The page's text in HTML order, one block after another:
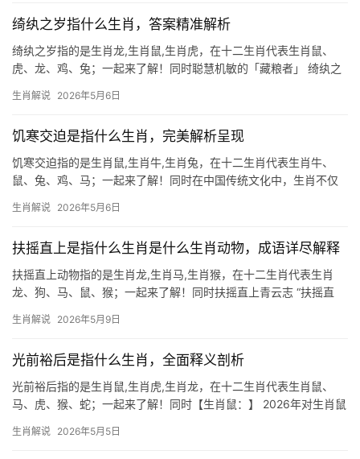
绮纨之岁指什么生肖，答案精准解析
绮纨之岁指的是生肖龙,生肖鼠,生肖虎，在十二生肖代表生肖鼠、
虎、龙、鸡、兔；一起来了解！同时聪慧机敏的「藏粮者」 绮纨之
意——它们天生擅长未雨绸缪，如同旧时贵族子弟，早早备足粮仓
生肖解说 2026年5月6日
饥寒交迫是指什么生肖，完美解析呈现
饥寒交迫指的是生肖鼠,生肖牛,生肖兔，在十二生肖代表生肖牛、
鼠、兔、鸡、马；一起来了解！同时在中国传统文化中，生肖不仅
容生活困顿，但在生肖文化中，它却与特定属相产生奇妙关联，本
生肖解说 2026年5月6日
扶摇直上是指什么生肖是什么生肖动物，成语详尽解释
扶摇直上动物指的是生肖龙,生肖马,生肖猴，在十二生肖代表生肖
龙、狗、马、鼠、猴；一起来了解！同时扶摇直上青云志 “扶摇直
的气势，在十二生肖中，唯有生肖龙最能契合这一意象，龙为鳞虫
生肖解说 2026年5月9日
光前裕后是指什么生肖，全面释义剖析
光前裕后指的是生肖鼠,生肖虎,生肖龙，在十二生肖代表生肖鼠、
马、虎、猴、蛇；一起来了解！同时【生肖鼠：】 2026年对生肖鼠
水，尤其29岁至51岁者，可能接手关键项目，收入水涨船高，但下
生肖解说 2026年5月5日